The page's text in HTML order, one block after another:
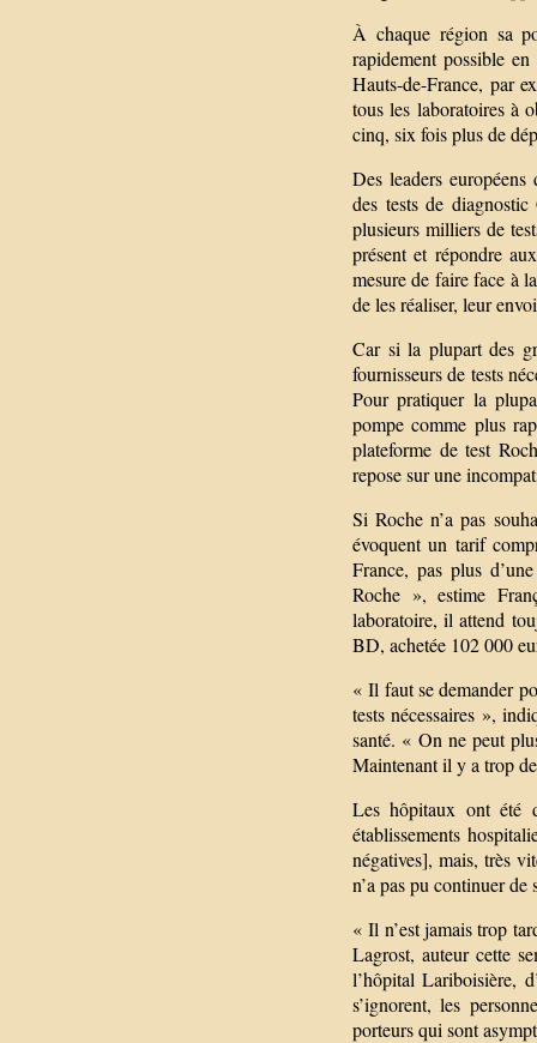
À chaque région sa
rapidement possible
Hauts-de-France, par
tous les laboratoires à
cinq, six fois plus de
Des leaders
des tests de
plusieurs milliers de
présent et répondre
mesure de faire face à
de les réaliser, leur
Car si la plupart des
fournisseurs de tests
Pour pratiquer la
pompe comme plus
plateforme de test
repose sur une
Si Roche n’a pas
évoquent un tarif
France, pas plus
Roche », estime
laboratoire, il attend
BD, achetée 102 000
« Il faut se demander
tests nécessaires »,
santé. « On ne peut
Maintenant il y a trop
Les hôpitaux ont été
établissements
négatives], mais, très
n’a pas pu continuer de
« Il n’est jamais trop
Lagrost, auteur cette
l’hôpital Lariboisière,
s’ignorent, les
porteurs qui sont